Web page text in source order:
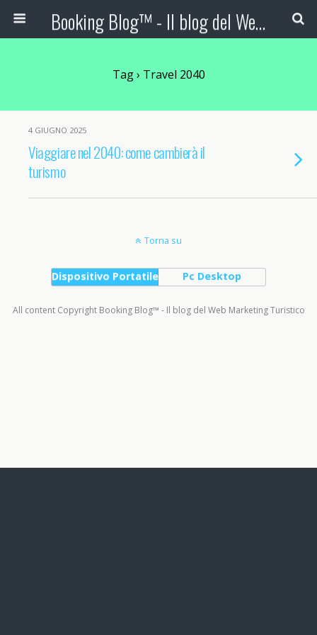
Booking Blog™ - Il blog del Web Marketing Turistico
Tag › Travel 2040
4 GIUGNO 2025
Viaggiare nel 2040: come cambierà il
turismo
Torna su
Dispositivo Portatile Pc Desktop
All content Copyright Booking Blog™ - Il blog del Web Marketing Turistico